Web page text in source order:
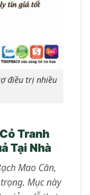
điều trị nhiều
Tranh
Tại Nhà
Mao Căn,
Mục này